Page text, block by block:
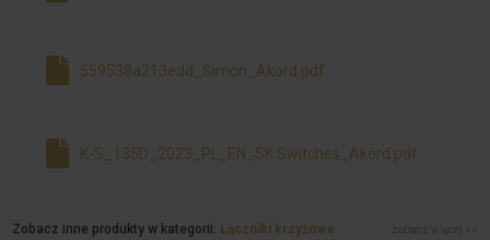
559538a213edd_Simon_Akord.pdf
K-S_135D_2023_PL_EN_SK Switches_Akord.pdf
Zobacz inne produkty w kategorii: Łączniki krzyżowe zobacz więcej >>